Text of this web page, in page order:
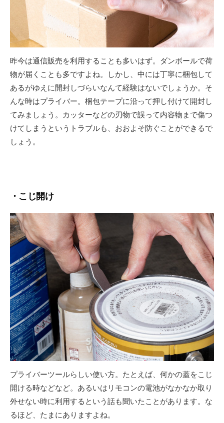
昨今は通信販売を利用することも多いはず。ダンボールで荷
物が届くことも多ですよね。しかし、中には丁寧に梱包して
あるがゆえに開封しづらいなんて経験はないでしょうか。そ
んな時はプライバー。梱包テープに沿って押し付けて開封し
てみましょう。カッターなどの刃物で誤って内容物まで傷つ
けてしまうというトラブルも、おおよそ防ぐことができるで
しょう。
・こじ開け
プライバーツールらしい使い方。たとえば、何かの蓋をこじ
開ける時などなど。あるいはリモコンの電池がなかなか取り
外せない時に利用するという話も聞いたことがあります。な
るほど、たまにありますよね。